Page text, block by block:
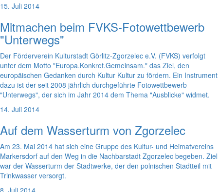
15. Juli 2014
Mitmachen beim FVKS-Fotowettbewerb
"Unterwegs"
Der Förderverein Kulturstadt Görlitz-Zgorzelec e.V. (FVKS) verfolgt
unter dem Motto "Europa.Konkret.Gemeinsam." das Ziel, den
europäischen Gedanken durch Kultur Kultur zu fördern. Ein Instrument
dazu ist der seit 2008 jährlich durchgeführte Fotowettbewerb
"Unterwegs", der sich im Jahr 2014 dem Thema "Ausblicke" widmet.
14. Juli 2014
Auf dem Wasserturm von Zgorzelec
Am 23. Mai 2014 hat sich eine Gruppe des Kultur- und Heimatvereins
Markersdorf auf den Weg in die Nachbarstadt Zgorzelec begeben. Ziel
war der Wasserturm der Stadtwerke, der den polnischen Stadtteil mit
Trinkwasser versorgt.
8. Juli 2014